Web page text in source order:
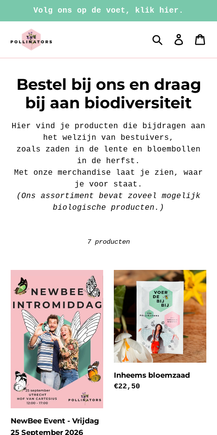
inhoud
Volg ons op de voet, klik hier.
Zoeken
C
l
e
c
t
Bestel bij ons en draag
bij aan biodiversiteit
Hier vind je producten die bijdragen aan
het welzijn van bestuivers,
zoals zaden in de lente en bloembollen
in de herfst.
Met onze merchandise laat je zien, waar
je voor staat.
(Ons assortiment bevat zoveel mogelijk
biologische producten.)
7 producten
NewBee
Event
Vrijdag
September
2026
NewBee Event - Vrijdag
25 September 2026
Inheems
bloemzaad
Inheems bloemzaad
Normale
€22,50